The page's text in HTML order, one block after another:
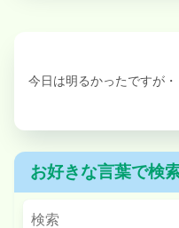
今日は明るかったですが・
お好きな言葉で検